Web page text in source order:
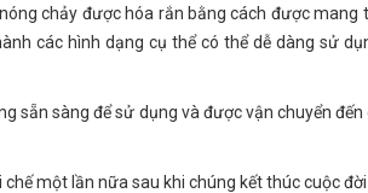
chảy được hóa rắn bằng cách được mang
các hình dạng cụ thể có thể dễ dàng sử
sẵn sàng để sử dụng và được vận chuyển
một lần nữa sau khi chúng kết thúc cuộc đời